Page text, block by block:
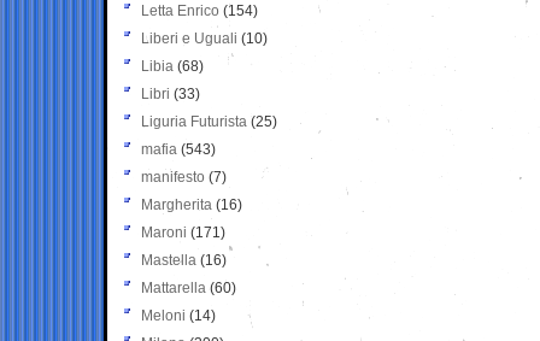
Letta Enrico (154)
Liberi e Uguali (10)
Libia (68)
Libri (33)
Liguria Futurista (25)
mafia (543)
manifesto (7)
Margherita (16)
Maroni (171)
Mastella (16)
Mattarella (60)
Meloni (14)